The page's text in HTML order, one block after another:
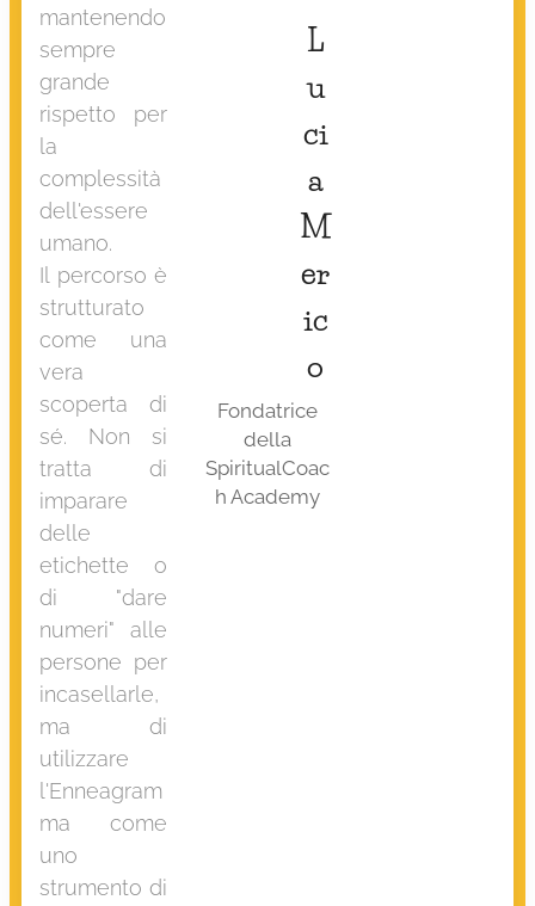
mantenendo
sempre
grande
rispetto per
la
complessità
dell'essere
umano.
Il percorso è
strutturato
come una
vera
scoperta di
sé. Non si
tratta di
imparare
delle
etichette o
di "dare
numeri" alle
persone per
incasellarle,
ma di
utilizzare
l'Enneagram
ma come
uno
strumento di
L
u
ci
a
M
er
ic
o
Fondatrice
della
SpiritualCoac
h Academy